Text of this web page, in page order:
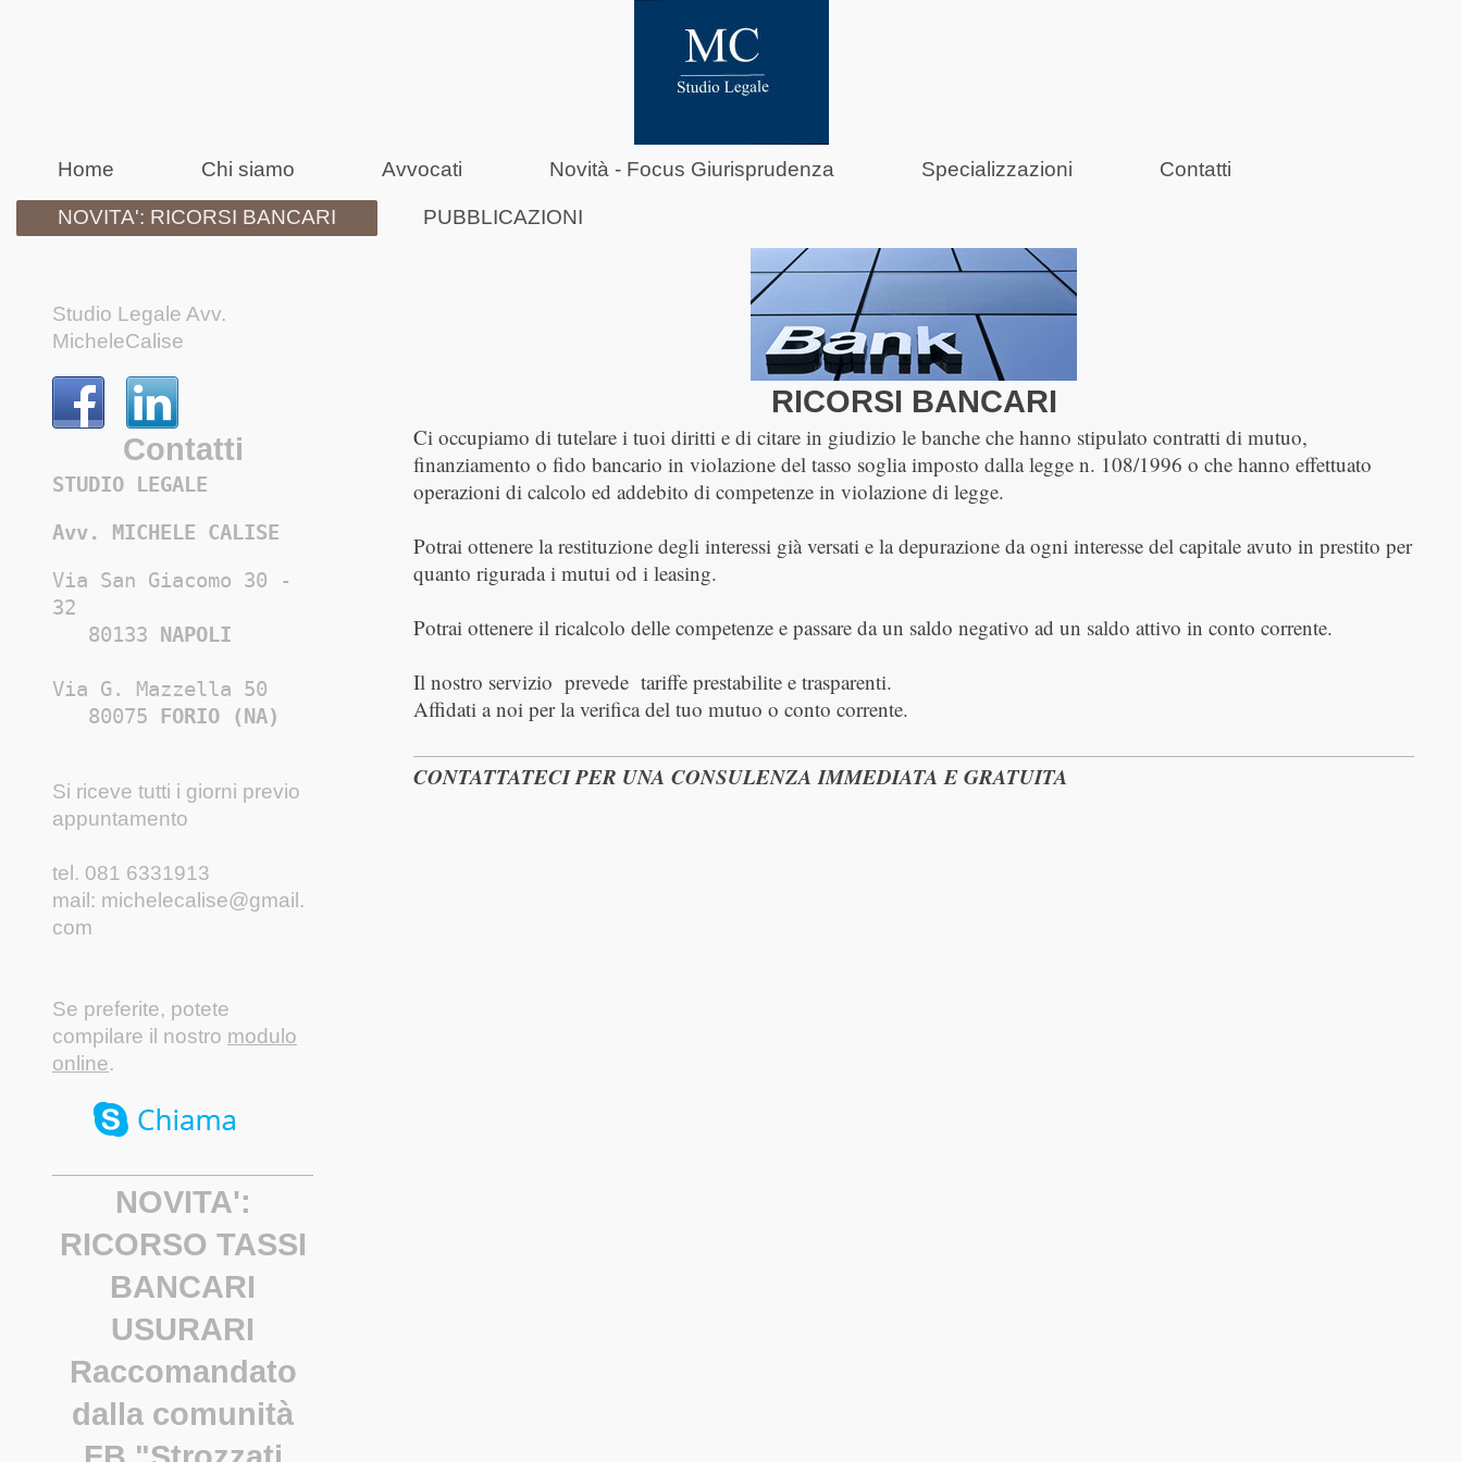
Home Chi siamo Avvocati Novità - Focus Giurisprudenza Specializzazioni Contatti
NOVITA': RICORSI BANCARI PUBBLICAZIONI
RICORSI BANCARI
Ci occupiamo di tutelare i tuoi diritti e di citare in giudizio le banche che hanno stipulato contratti di mutuo,
finanziamento o fido bancario in violazione del tasso soglia imposto dalla legge n. 108/1996 o che hanno effettuato
operazioni di calcolo ed addebito di competenze in violazione di legge.
Potrai ottenere la restituzione degli interessi già versati e la depurazione da ogni interesse del capitale avuto in prestito per
quanto rigurada i mutui od i leasing.
Potrai ottenere il ricalcolo delle competenze e passare da un saldo negativo ad un saldo attivo in conto corrente.
Il nostro servizio prevede tariffe prestabilite e trasparenti.
Affidati a noi per la verifica del tuo mutuo o conto corrente.
CONTATTATECI PER UNA CONSULENZA IMMEDIATA E GRATUITA
Studio Legale Avv.
MicheleCalise
Contatti
STUDIO LEGALE
Avv. MICHELE CALISE
​Via San Giacomo 30 -
32
   80133
NAPOLI
Via G. Mazzella 50
   80075
FORIO (NA)
Si riceve tutti i giorni previo
appuntamento
tel. 081 6331913
mail: michelecalise@gmail.
com
Se preferite, potete
compilare il nostro modulo
online.
NOVITA':
RICORSO TASSI
BANCARI
USURARI
Raccomandato
dalla comunità